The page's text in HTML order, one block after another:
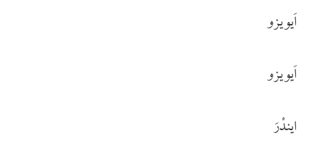
اَیویزو
اَیویزو
ایندْرَ